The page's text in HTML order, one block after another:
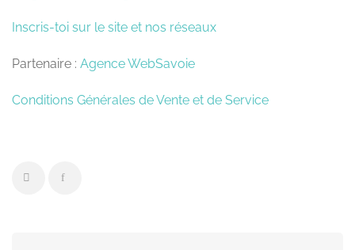
Inscris-toi sur le site et nos réseaux
Partenaire : Agence WebSavoie
Conditions Générales de Vente et de Service